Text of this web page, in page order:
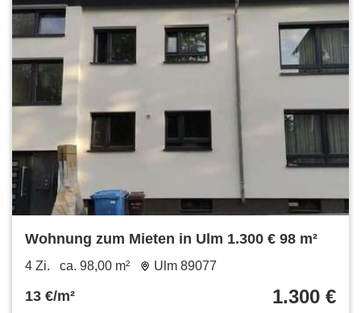
Wohnung zum Mieten in Ulm 1.300 € 98 m²
4 Zi. ca. 98,00 m² Ulm 89077
13 €/m² 1.300 €